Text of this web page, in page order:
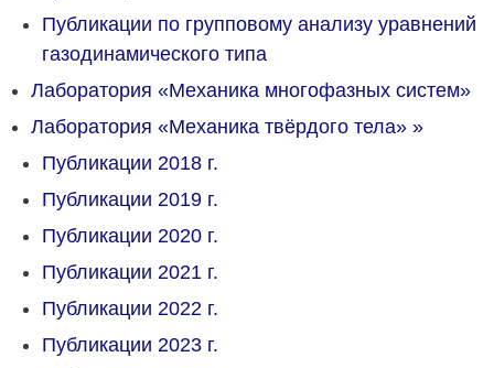
Публикации по групповому анализу уравнений
газодинамического типа
Лаборатория «Механика многофазных систем»
Лаборатория «Механика твёрдого тела» »
Публикации 2018 г.
Публикации 2019 г.
Публикации 2020 г.
Публикации 2021 г.
Публикации 2022 г.
Публикации 2023 г.